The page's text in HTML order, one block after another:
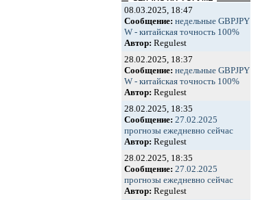
08.03.2025, 18:47
Сообщение: недельные GBPJPY
W - китайская точность 100%
Автор: Regulest
28.02.2025, 18:37
Сообщение: недельные GBPJPY
W - китайская точность 100%
Автор: Regulest
28.02.2025, 18:35
Сообщение: 27.02.2025
прогнозы ежедневно сейчас
Автор: Regulest
28.02.2025, 18:35
Сообщение: 27.02.2025
прогнозы ежедневно сейчас
Автор: Regulest